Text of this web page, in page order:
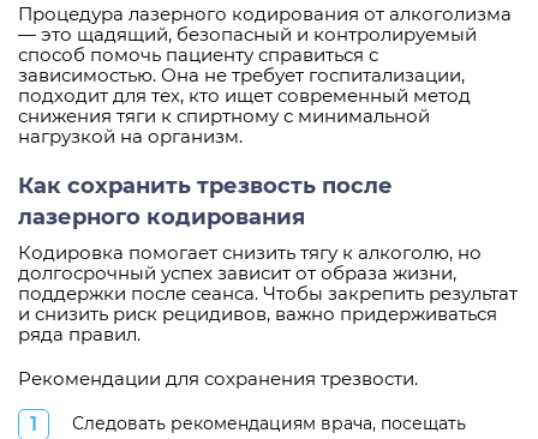
Процедура лазерного кодирования от алкоголизма
— это щадящий, безопасный и контролируемый
способ помочь пациенту справиться с
зависимостью. Она не требует госпитализации,
подходит для тех, кто ищет современный метод
снижения тяги к спиртному с минимальной
нагрузкой на организм.
Как сохранить трезвость после
лазерного кодирования
Кодировка помогает снизить тягу к алкоголю, но
долгосрочный успех зависит от образа жизни,
поддержки после сеанса. Чтобы закрепить результат
и снизить риск рецидивов, важно придерживаться
ряда правил.
Рекомендации для сохранения трезвости.
Следовать рекомендациям врача, посещать